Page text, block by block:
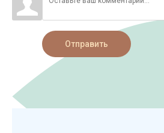
Отправить